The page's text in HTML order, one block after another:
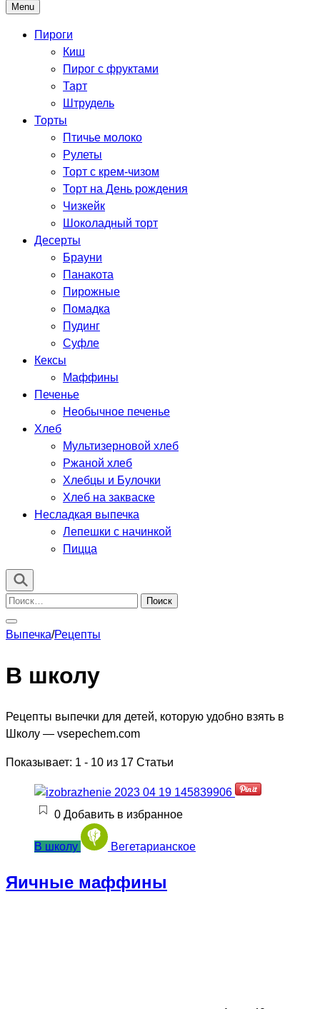
Рецепты выпечки для всех
Menu
Пироги
Киш
Пирог с фруктами
Тарт
Штрудель
Торты
Птичье молоко
Рулеты
Торт с крем-чизом
Торт на День рождения
Чизкейк
Шоколадный торт
Десерты
Брауни
Панакота
Пирожные
Помадка
Пудинг
Суфле
Кексы
Маффины
Печенье
Необычное печенье
Хлеб
Мультизерновой хлеб
Ржаной хлеб
Хлебцы и Булочки
Хлеб на закваске
Несладкая выпечка
Лепешки с начинкой
Пицца
Найти:
Выпечка/Рецепты
В школу
Рецепты выпечки для детей, которую удобно взять в
Школу — vsepechem.com
Показывает: 1 - 10 из 17 Статьи
0 Добавить в избранное
В школу Вегетарианское
Яичные маффины